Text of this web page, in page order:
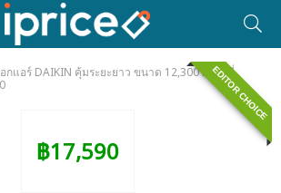
กแอร์ DAIKIN คุ้มระยะยาว ขนาด 12,300 BTU ที่EDITOR CHOICE
฿17,590